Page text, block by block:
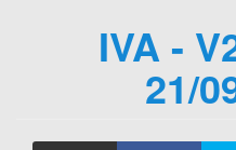
IVA -
21/